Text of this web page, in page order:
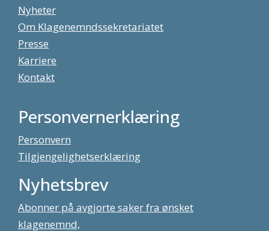
Nyheter
Om Klagenemndssekretariatet
Presse
Karriere
Kontakt
Personvernerklæring
Personvern
Tilgjengelighetserklæring
Nyhetsbrev
Abonner på avgjorte saker fra ønsket
klagenemnd,